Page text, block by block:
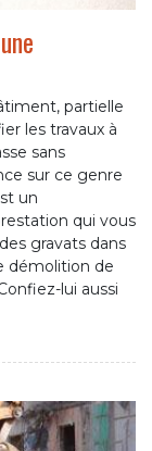
partielle
les travaux à
sans
sur ce genre
un
qui vous
gravats dans
démolition de
lui aussi